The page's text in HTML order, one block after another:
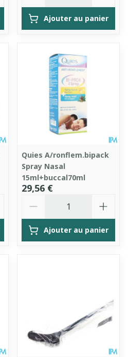
Ajouter au panier
Quies A/ronflem.bipack
Spray Nasal
15ml+buccal70ml
29,56 €
Ajouter au panier